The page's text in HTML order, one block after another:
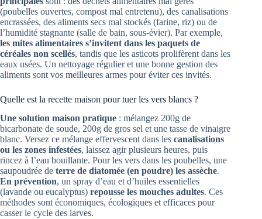
(poubelles ouvertes, compost mal entretenu), des canalisations
encrassées, des aliments secs mal stockés (farine, riz) ou de
l’humidité stagnante (salle de bain, sous-évier). Par exemple,
les mites alimentaires s’invitent dans les paquets de
céréales non scellés, tandis que les asticots prolifèrent dans les
eaux usées. Un nettoyage régulier et une bonne gestion des
aliments sont vos meilleures armes pour éviter ces invités.
Quelle est la recette maison pour tuer les vers blancs ?
Une solution maison pratique : mélangez 200g de
bicarbonate de soude, 200g de gros sel et une tasse de vinaigre
blanc. Versez ce mélange effervescent dans les canalisations
ou les zones infestées, laissez agir plusieurs heures, puis
rincez à l’eau bouillante. Pour les vers dans les poubelles, une
saupoudrée de terre de diatomée (en poudre) les assèche.
En prévention, un spray d’eau et d’huiles essentielles
(lavande ou eucalyptus) repousse les mouches adultes. Ces
méthodes sont économiques, écologiques et efficaces pour
casser le cycle des larves.